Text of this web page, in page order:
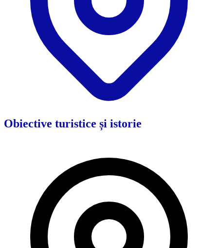
Obiective turistice și istorie